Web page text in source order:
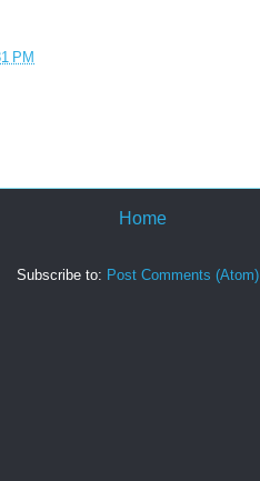
PM
Home
Subscribe to: Post Comments (Atom)